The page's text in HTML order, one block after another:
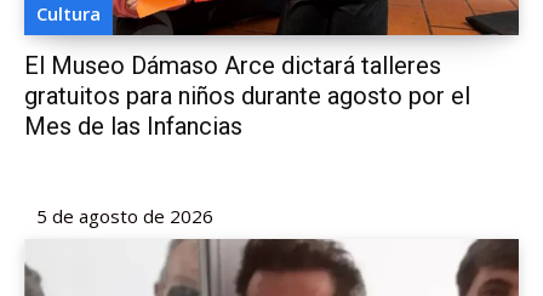
Cultura
El Museo Dámaso Arce dictará talleres
gratuitos para niños durante agosto por el
Mes de las Infancias
5 de agosto de 2026